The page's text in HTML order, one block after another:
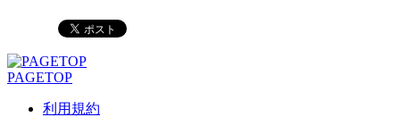
PAGETOP
利用規約